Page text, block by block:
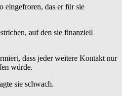
eingefroren, das er für sie
auf den sie finanziell
dass jeder weitere Kontakt nur
würde.
sie schwach.